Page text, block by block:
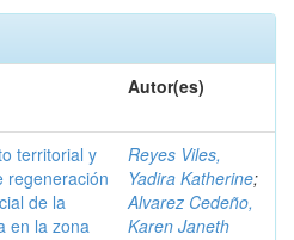
Autor(es)
territorial y
regeneración
de la
en la zona
Reyes Viles,
Yadira Katherine;
Alvarez Cedeño,
Karen Janeth